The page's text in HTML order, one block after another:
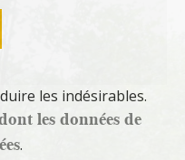
les indésirables.
les données de
.